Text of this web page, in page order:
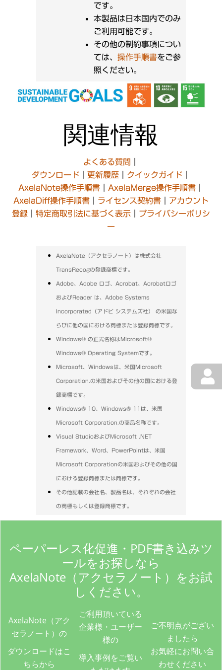
です。
本製品は日本国内でのみ
ご利用可能です。
その他の制約事項につい
ては、 操作手順書をご参
照ください。
関連情報
よくある質問
ダウンロード
更新履歴 クイックガイド
AxelaNote操作手順書
AxelaMerge操作手順書
AxelaDiff操作手順書
ライセンス契約書
アカウント
登録
特定商取引法に基づく表示
プライバシーポリシ
ー
AxelaNote（アクセラノート）は株式会社
TransRecogの登録商標です。
Adobe、Adobe ロゴ、Acrobat、Acrobatロゴ
およびReader は、Adobe Systems
Incorporated（アドビ システムズ社） の米国な
らびに他の国における商標または登録商標です。
Windows® の正式名称はMicrosoft®
Windows® Operating Systemです。
Microsoft、Windowsは、米国Microsoft
Corporation.の米国およびその他の国における登
録商標です。
Windows® 10、Windows® 11は、米国
Microsoft Corporation.の商品名称です。
Visual StudioおよびMicrosoft .NET
Framework、Word、PowerPointは、米国
Microsoft Corporationの米国およびその他の国
における登録商標または商標です。
その他記載の会社名、製品名は、それぞれの会社
の商標もしくは登録商標です。
ペーパーレス化促進・PDF書き込みツ
ールをお探しなら
AxelaNote（アクセラノート）をお試
しください。
AxelaNote（アク
セラノート）の
ダウンロードはこ
ちらから
ご利用頂いている
企業様・ユーザー
様の
導入事例をご覧い
ご不明点がござい
ましたら
お気軽にお問い合
わせください